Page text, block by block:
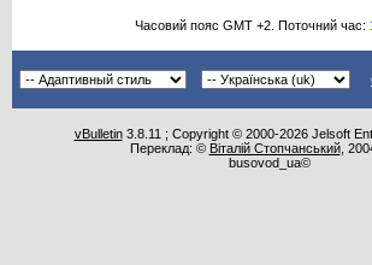
Часовий пояс GMT +2. Поточний час:
vBulletin3.8.11 ; Copyright © 2000-2026 Jelsoft
Переклад: © Віталій Стопчанський,
busovod_ua©